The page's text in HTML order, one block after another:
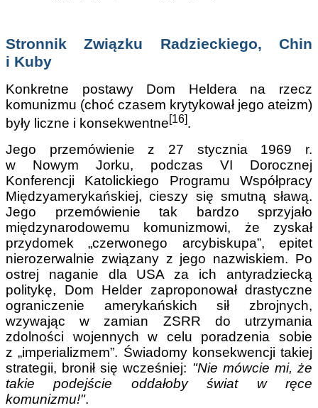
Stronnik Związku Radzieckiego, Chin
i Kuby
Konkretne postawy Dom Heldera na rzecz
komunizmu (choć czasem krytykował jego ateizm)
były liczne i konsekwentne[16].
Jego przemówienie z 27 stycznia 1969 r.
w Nowym Jorku, podczas VI Dorocznej
Konferencji Katolickiego Programu Współpracy
Międzyamerykańskiej, cieszy się smutną sławą.
Jego przemówienie tak bardzo sprzyjało
międzynarodowemu komunizmowi, że zyskał
przydomek „czerwonego arcybiskupa”, epitet
nierozerwalnie związany z jego nazwiskiem. Po
ostrej naganie dla USA za ich antyradziecką
politykę, Dom Helder zaproponował drastyczne
ograniczenie amerykańskich sił zbrojnych,
wzywając w zamian ZSRR do utrzymania
zdolności wojennych w celu poradzenia sobie
z „imperializmem”. Świadomy konsekwencji takiej
strategii, bronił się wcześniej: "Nie mówcie mi, że
takie podejście oddałoby świat w ręce
komunizmu!".